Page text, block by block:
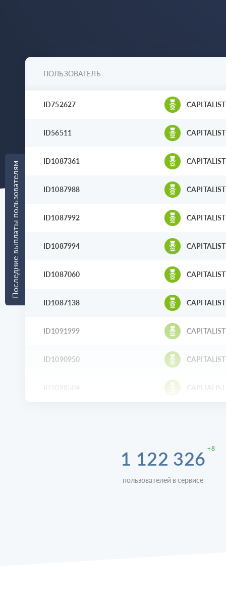
Последние выплаты пользователям
ПОЛЬЗОВАТЕЛЬ
ID752627 CAPITALIST
ID56511 CAPITALIST
ID1087361 CAPITALIST
ID1087988 CAPITALIST
ID1087992 CAPITALIST
ID1087994 CAPITALIST
ID1087060 CAPITALIST
ID1087138 CAPITALIST
ID1091999 CAPITALIST
ID1090950 CAPITALIST
1 122 326 +8
пользователей в сервисе